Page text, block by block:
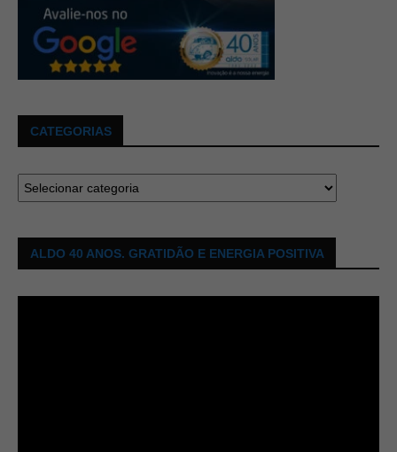
CATEGORIAS
ALDO 40 ANOS. GRATIDÃO E ENERGIA POSITIVA